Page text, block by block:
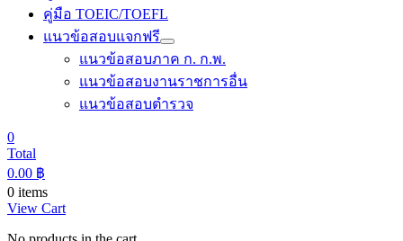
คู่มือ TOEIC/TOEFL
แนวข้อสอบแจกฟรี
แนวข้อสอบภาค ก. ก.พ.
แนวข้อสอบงานราชการอื่น
แนวข้อสอบตำรวจ
0
Total
0.00 ฿
0 items
View Cart